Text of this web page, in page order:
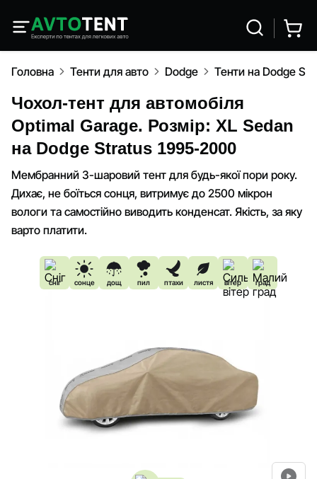
Головна Тенти для авто Dodge Тенти на Dodge
Чохол-тент для автомобіля
Optimal Garage. Розмір: XL Sedan
на Dodge Stratus 1995-2000
Мембранний 3-шаровий тент для будь-якої пори року.
Дихає, не боїться сонця, витримує до 2500 мікрон
вологи та самостійно виводить конденсат. Якість, за яку
варто платити.
сніг сонце дощ пил птахи листя вітер град